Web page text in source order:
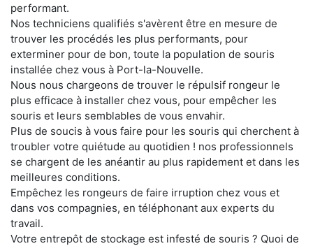
performant.
Nos techniciens qualifiés s'avèrent être en mesure de
trouver les procédés les plus performants, pour
exterminer pour de bon, toute la population de souris
installée chez vous à Port-la-Nouvelle.
Nous nous chargeons de trouver le répulsif rongeur le
plus efficace à installer chez vous, pour empêcher les
souris et leurs semblables de vous envahir.
Plus de soucis à vous faire pour les souris qui cherchent à
troubler votre quiétude au quotidien ! nos professionnels
se chargent de les anéantir au plus rapidement et dans les
meilleures conditions.
Empêchez les rongeurs de faire irruption chez vous et
dans vos compagnies, en téléphonant aux experts du
travail.
Votre entrepôt de stockage est infesté de souris ? Quoi de